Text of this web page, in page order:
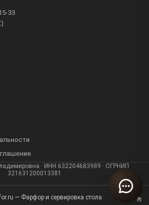
33
· ИНН 632204683989 · ОГРНИП
321631200013381
— Фарфор и сервировка стола